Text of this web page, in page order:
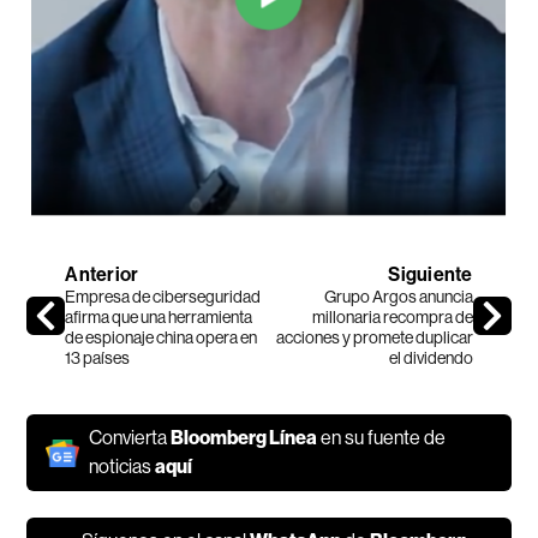
Anterior
Empresa de ciberseguridad
afirma que una herramienta
de espionaje china opera en
13 países
Siguiente
Grupo Argos anuncia
millonaria recompra de
acciones y promete duplicar
el dividendo
Convierta Bloomberg Líneaen su fuente de
noticiasaquí